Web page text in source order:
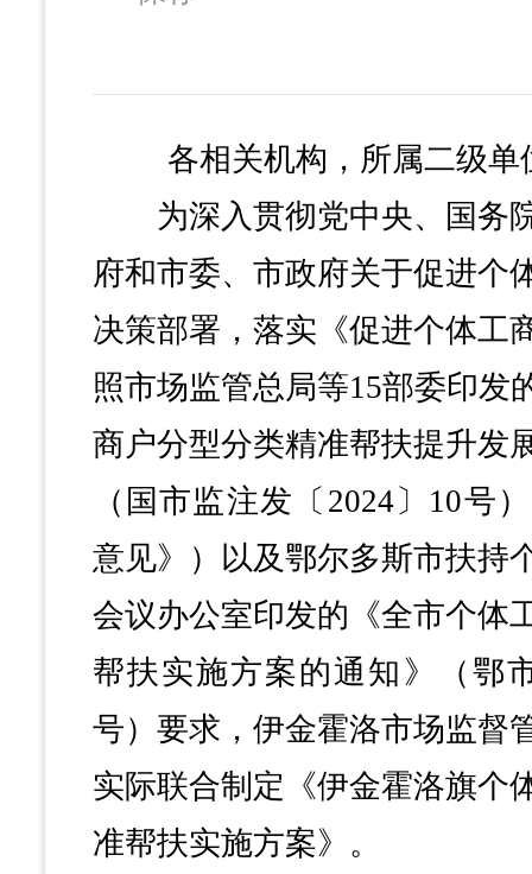
各相关机构，所属二级单
为深入贯彻党中央、国务
府和市委、市政府关于促进个
决策部署，落实《促进个体工
照市场监管总局等15部委印发
商户分型分类精准帮扶提升发
（国市监注发〔2024〕10号
意见》）以及鄂尔多斯市扶持
会议办公室印发的《全市个体
帮扶实施方案的通知》（鄂
号）要求，伊金霍洛市场监督
实际联合制定《伊金霍洛旗个
准帮扶实施方案》。